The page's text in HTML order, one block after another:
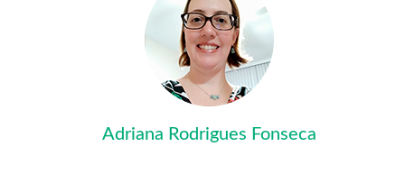
Adriana Rodrigues Fonseca